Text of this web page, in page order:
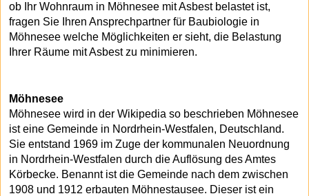
ob Ihr Wohnraum in Möhnesee mit Asbest belastet ist,
fragen Sie Ihren Ansprechpartner für Baubiologie in
Möhnesee welche Möglichkeiten er sieht, die Belastung
Ihrer Räume mit Asbest zu minimieren.
Möhnesee
Möhnesee wird in der Wikipedia so beschrieben Möhnesee
ist eine Gemeinde in Nordrhein-Westfalen, Deutschland.
Sie entstand 1969 im Zuge der kommunalen Neuordnung
in Nordrhein-Westfalen durch die Auflösung des Amtes
Körbecke. Benannt ist die Gemeinde nach dem zwischen
1908 und 1912 erbauten Möhnestausee. Dieser ist ein